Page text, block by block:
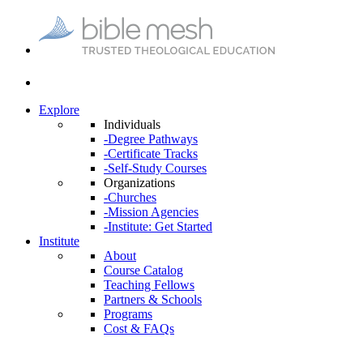
Explore
Individuals
-Degree Pathways
-Certificate Tracks
-Self-Study Courses
Organizations
-Churches
-Mission Agencies
-Institute: Get Started
Institute
About
Course Catalog
Teaching Fellows
Partners & Schools
Programs
Cost & FAQs